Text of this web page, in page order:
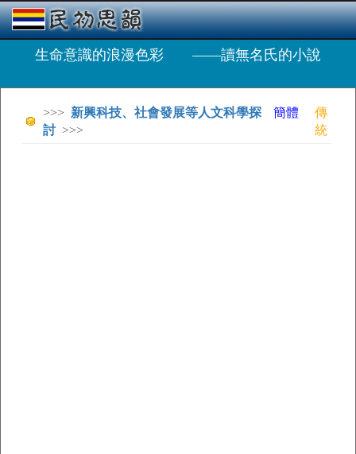
生命意識的浪漫色彩 ——讀無名氏的小說
>>> 新興科技、社會發展等人文科學探
討>>>
簡體
傳
統